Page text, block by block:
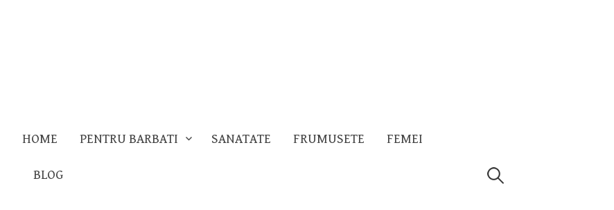
HOME PENTRU BARBATI SANATATE FRUMUSETE FEMEI
BLOG Caută